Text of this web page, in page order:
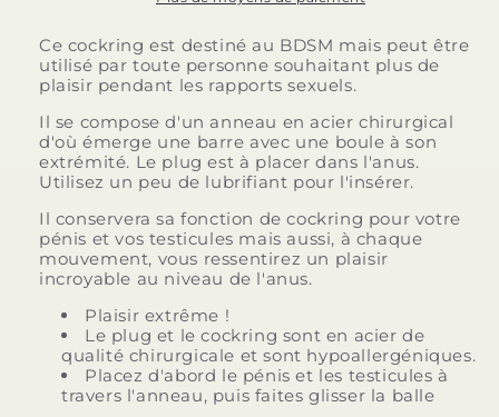
AVEC
PLUG
ANAL
45
X
50MM
AVEC
PLUG
ANAL
45
X
50MM
Ce cockring est destiné au BDSM mais peut être
utilisé par toute personne souhaitant plus de
plaisir pendant les rapports sexuels.
Il se compose d'un anneau en acier chirurgical
d'où émerge une barre avec une boule à son
extrémité. Le plug est à placer dans l'anus.
Utilisez un peu de lubrifiant pour l'insérer.
Il conservera sa fonction de cockring pour votre
pénis et vos testicules mais aussi, à chaque
mouvement, vous ressentirez un plaisir
incroyable au niveau de l'anus.
Plaisir extrême !
Le plug et le cockring sont en acier de
qualité chirurgicale et sont hypoallergéniques.
Placez d'abord le pénis et les testicules à
travers l'anneau, puis faites glisser la balle